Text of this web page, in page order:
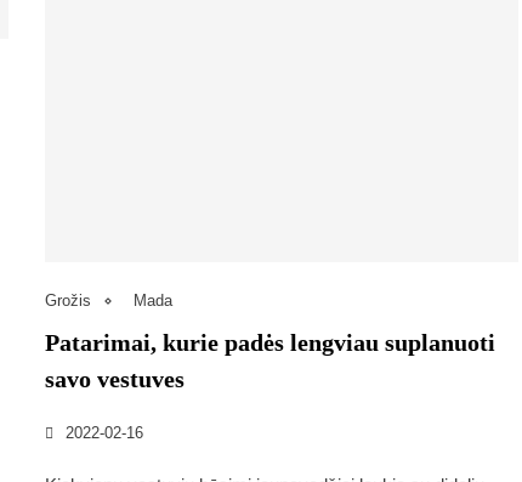
Grožis Mada
Patarimai, kurie padės lengviau suplanuoti
savo vestuves
2022-02-16